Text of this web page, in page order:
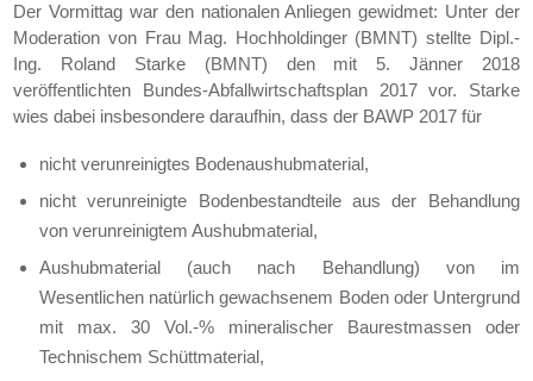
Der Vormittag war den nationalen Anliegen gewidmet: Unter der
Moderation von Frau Mag. Hochholdinger (BMNT) stellte Dipl.-
Ing. Roland Starke (BMNT) den mit 5. Jänner 2018
veröffentlichten Bundes-Abfallwirtschaftsplan 2017 vor. Starke
wies dabei insbesondere daraufhin, dass der BAWP 2017 für
nicht verunreinigtes Bodenaushubmaterial,
nicht verunreinigte Bodenbestandteile aus der Behandlung
von verunreinigtem Aushubmaterial,
Aushubmaterial (auch nach Behandlung) von im
Wesentlichen natürlich gewachsenem Boden oder Untergrund
mit max. 30 Vol.-% mineralischer Baurestmassen oder
Technischem Schüttmaterial,